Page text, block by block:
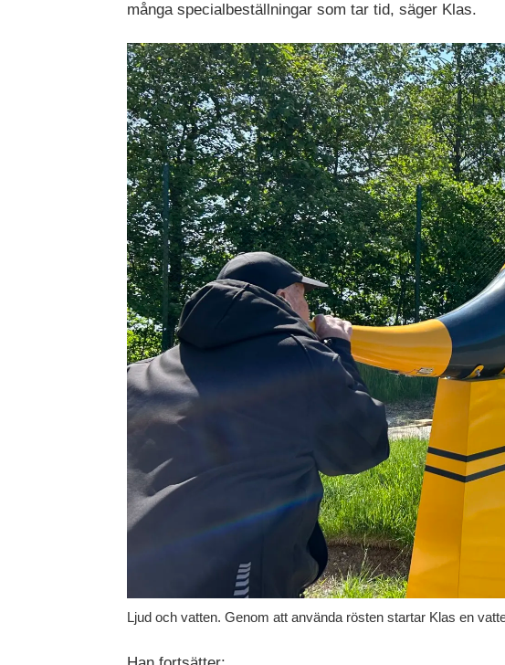
många specialbeställningar som tar tid, säger Klas.
Ljud och vatten. Genom att använda rösten startar Klas en